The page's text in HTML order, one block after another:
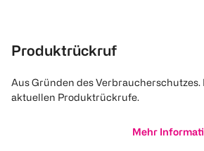
Produktrückruf
Aus Gründen des
aktuellen Produktrückrufe.
Mehr